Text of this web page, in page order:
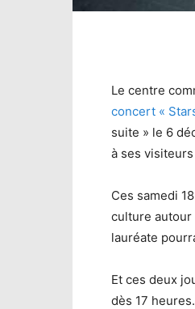
Le centre
concert «
suite » le 6
à ses
Ces samedi
culture autour
lauréate
Et ces deux
dès 17